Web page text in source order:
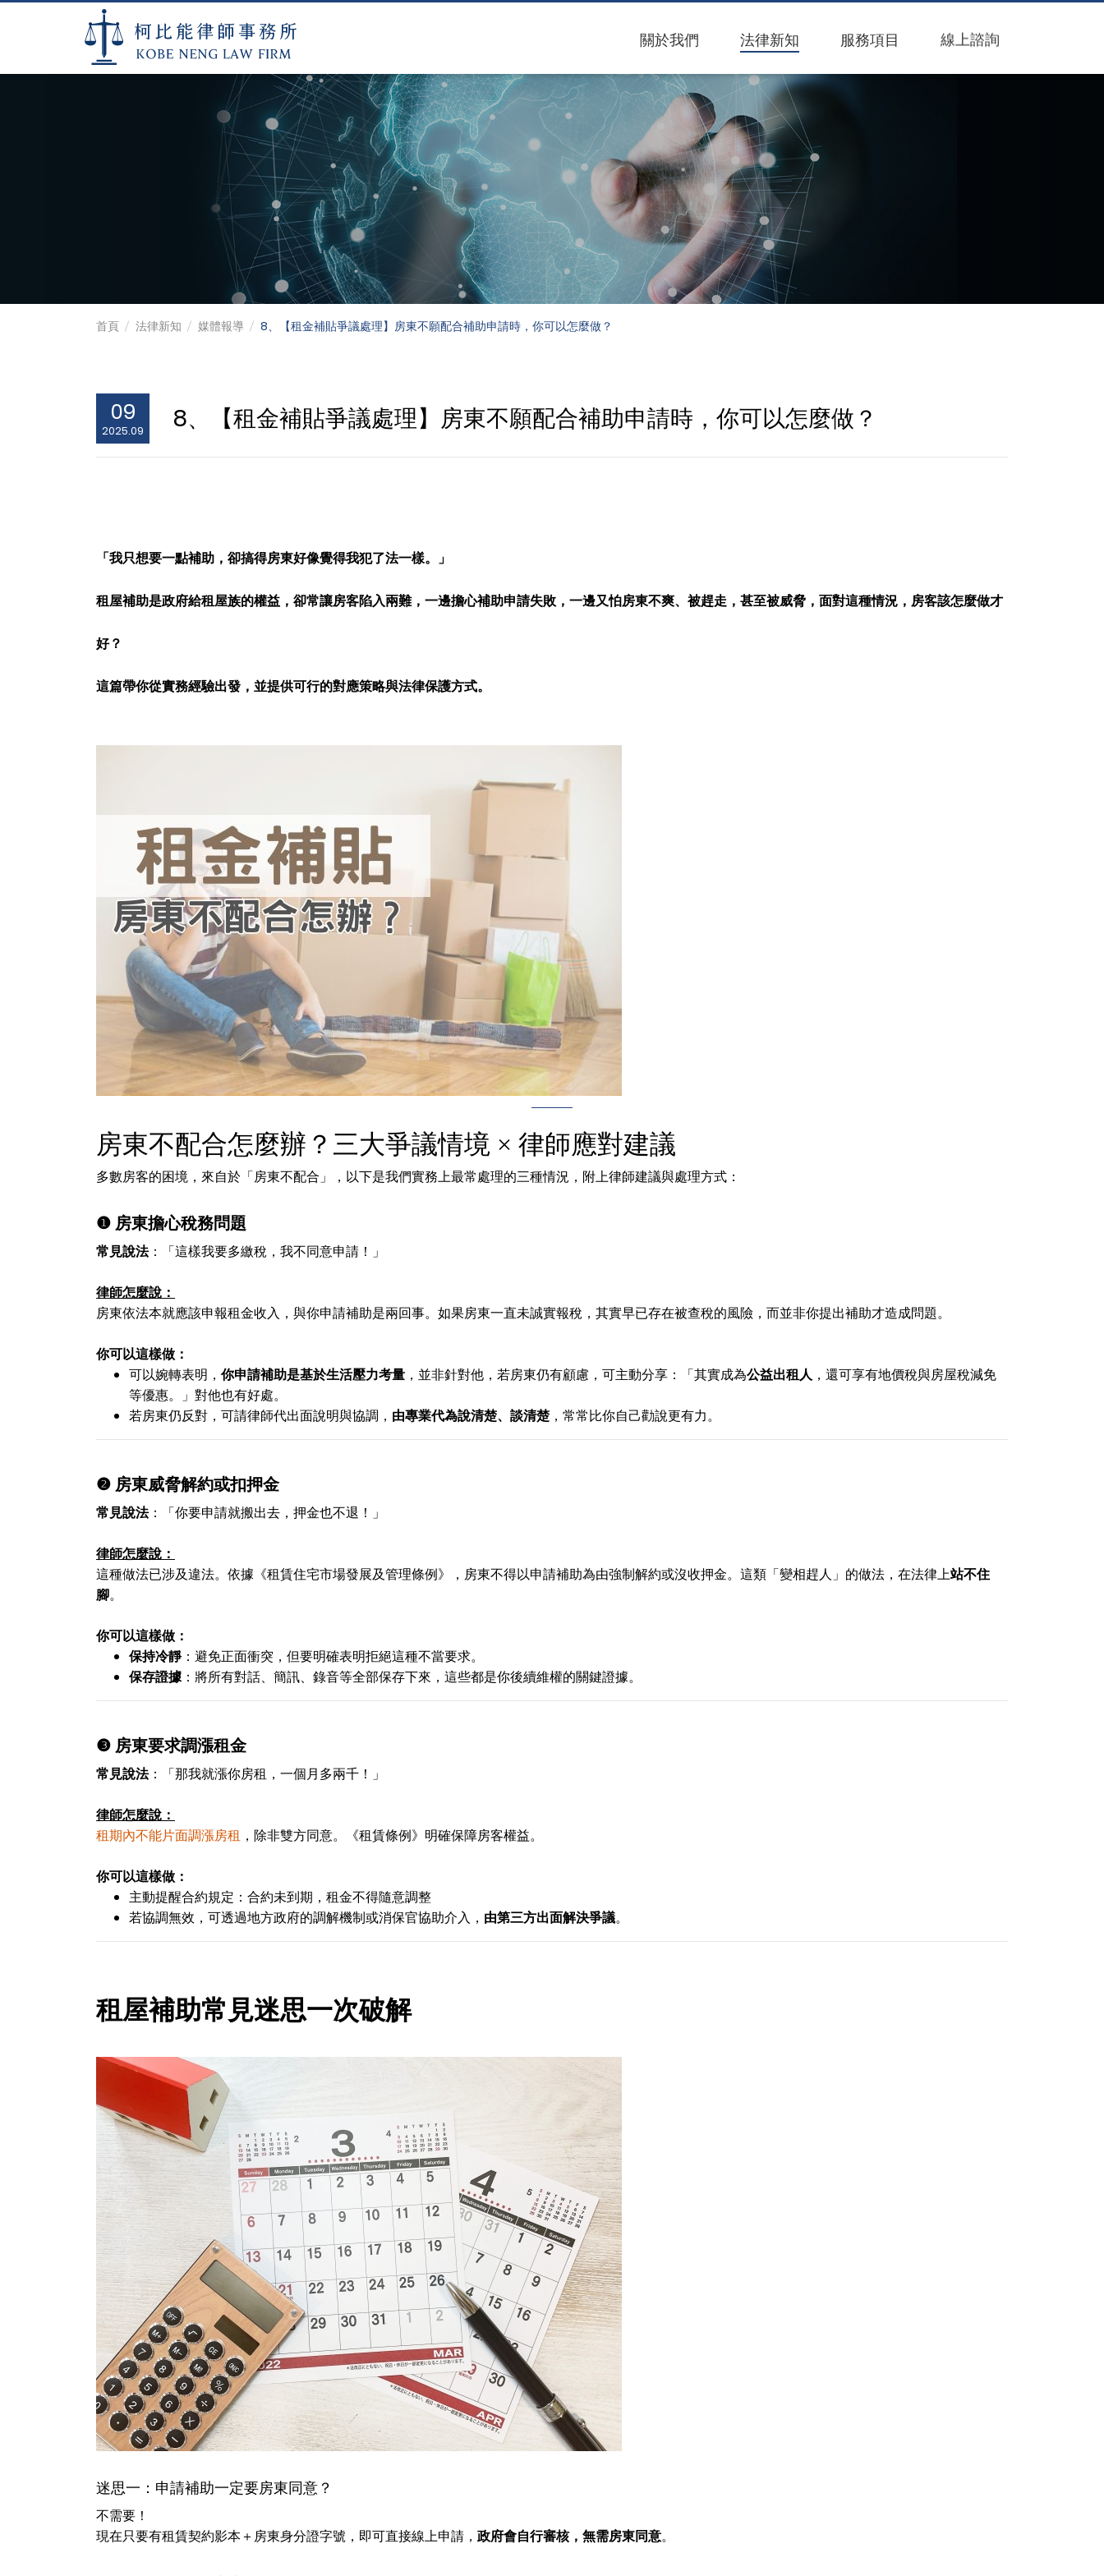
【租金補貼爭議處理】房東不願配合補助申請時，你可以怎麼做？
柯比能律師事務所
關於我們 法律新知 服務項目 線上諮詢
首頁 法律新知 媒體報導 8、【租金補貼爭議處理】房東不願配合補助申請時，你可以怎麼做？
09
2025.09 8、【租金補貼爭議處理】房東不願配合補助申請時，你可以怎麼做？
「我只想要一點補助，卻搞得房東好像覺得我犯了法一樣。」
租屋補助是政府給租屋族的權益，卻常讓房客陷入兩難，一邊擔心補助申請失敗，一邊又怕房東不爽、被趕走，甚至被威脅，面對這種情況，房客該怎麼做才
好？
這篇帶你從實務經驗出發，並提供可行的對應策略與法律保護方式。
房東不配合怎麼辦？三大爭議情境 × 律師應對建議
多數房客的困境，來自於「房東不配合」，以下是我們實務上最常處理的三種情況，附上律師建議與處理方式：
❶ 房東擔心稅務問題
常見說法：「這樣我要多繳稅，我不同意申請！」
律師怎麼說：
房東依法本就應該申報租金收入，與你申請補助是兩回事。如果房東一直未誠實報稅，其實早已存在被查稅的風險，而並非你提出補助才造成問題。
你可以這樣做：
可以婉轉表明， 你申請補助是基於生活壓力考量 ，並非針對他，若房東仍有顧慮，可主動分享：「其實成為公益出租人 ，還可享有地價稅與房屋稅減免
等優惠。」對他也有好處。
若房東仍反對，可請律師代出面說明與協調，
由專業代為說清楚、談清楚，常常比你自己勸說更有力。
❷ 房東威脅解約或扣押金
常見說法：「你要申請就搬出去，押金也不退！」
律師怎麼說：
這種做法已涉及違法。依據《租賃住宅市場發展及管理條例》，房東不得以申請補助為由強制解約或沒收押金。這類「變相趕人」的做法，在法律上站不住
腳。
你可以這樣做：
保持冷靜：避免正面衝突，但要明確表明拒絕這種不當要求。
保存證據：將所有對話、簡訊、錄音等全部保存下來，這些都是你後續維權的關鍵證據。
❸ 房東要求調漲租金
常見說法：「那我就漲你房租，一個月多兩千！」
律師怎麼說：
租期內不能片面調漲房租 ，除非雙方同意。《租賃條例》明確保障房客權益。
你可以這樣做：
主動提醒合約規定：合約未到期，租金不得隨意調整
若協調無效，可透過地方政府的調解機制或消保官協助介入，
由第三方出面解決爭議。
租屋補助常見迷思一次破解
迷思一：申請補助一定要房東同意？
不需要！
現在只要有租賃契約影本＋房東身分證字號，即可直接線上申請， 政府會自行審核，無需房東同意。